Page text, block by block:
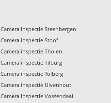
Camera inspectie Steenbergen
Camera inspectie Stoof
Camera inspectie Tholen
Camera inspectie Tilburg
Camera inspectie Tolberg
Camera inspectie Ulvenhout
Camera inspectie Vossendaal